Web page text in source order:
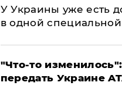
У Украины уже есть
в одной
​"Что-то
передать Украине